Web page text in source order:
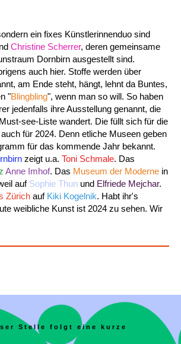
ein fixes Künstlerinnenduo sind
Christine Scherrer, deren gemeinsame
Dornbirn ausgestellt sind.
auch hier. Stoffe werden über
am Ende steht, hängt, lehnt da Buntes,
"Blingbling", wenn man so will. So haben
jedenfalls ihre Ausstellung genannt, die
see-Liste wandert. Die füllt sich für die
für 2024. Denn etliche Museen geben
für das kommende Jahr bekannt.
zeigt u.a. Toni Schmale. Das
Anne Imhof. Das Museum der Moderne in
auf Sophie Thun und Elfriede Mejchar.
Zürich auf Kiki Kogelnik. Habt ihr's
weibliche Kunst ist 2024 zu sehen. Wir
Stelle folgt eine kurze